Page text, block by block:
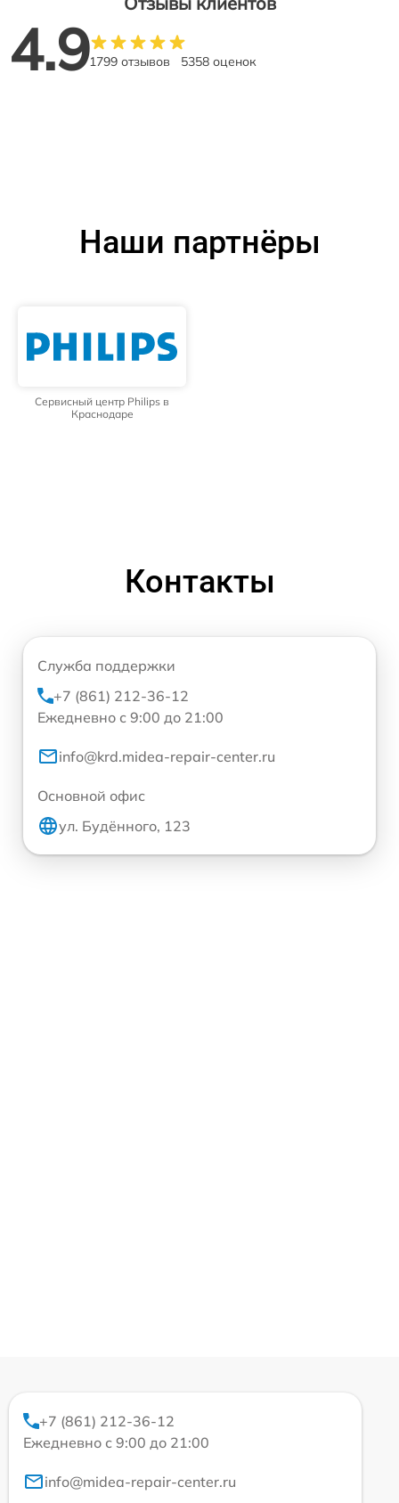
4.91799 отзывов 5358 оценок
Наши партнёры
Сервисный центр Philips в
Краснодаре
Контакты
Служба поддержки
+7 (861) 212-36-12
Ежедневно с 9:00 до 21:00
info@krd.midea-repair-center.ru
Основной офис
ул. Будённого, 123
+7 (861) 212-36-12
Ежедневно с 9:00 до 21:00
info@midea-repair-center.ru